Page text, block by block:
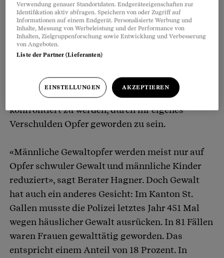
Die Vorstellung, dass ein normaler
Durchschnittsmann gar nicht Opfer sein kann,
ist verhängnisvoll für die Betroffenen. Sie fühlen
sich als Versager, Schwächlinge und
glaube ihnen nicht und sie würden ausgelacht.
Oder sie haben Angst davor, mit dem Vorwurf
konfrontiert zu werden, durch ihr eigenes
Verschulden Opfer geworden zu sein.
«Männliche Gewaltopfer werden meist nur auf
Opfer schwuler Gewalt und männliche Kinder
reduziert», sagt Berater Hagner. Doch Gewalt
hat auch ein anderes Gesicht: Im Kanton St.
Gallen musste die Polizei letztes Jahr 451 Mal
wegen häuslicher Gewalt ausrücken. In 81 Fällen
waren Frauen gewalttätig geworden. Das
entspricht einem Anteil von 18 Prozent. In
Verwendung genauer Standortdaten. Endgeräteeigenschaften zur
Identifikation aktiv abfragen. Speichern von oder Zugriff auf
Informationen auf einem Endgerät. Personalisierte Werbung und
Inhalte, Messung von Werbeleistung und der Performance von
Inhalten, Zielgruppenforschung sowie Entwicklung und Verbesserung
von Angeboten.
Liste der Partner (Lieferanten)
EINSTELLUNGEN AKZEPTIEREN